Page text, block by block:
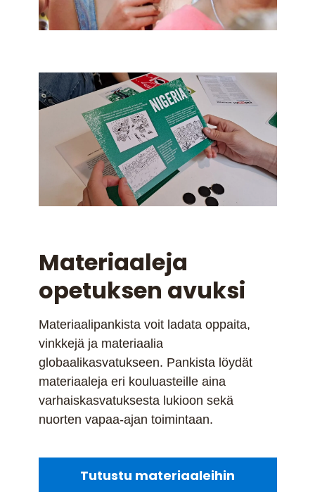
Materiaaleja
opetuksen avuksi
Materiaalipankista voit ladata oppaita,
vinkkejä ja materiaalia
globaalikasvatukseen. Pankista löydät
materiaaleja eri kouluasteille aina
varhaiskasvatuksesta lukioon sekä
nuorten vapaa-ajan toimintaan.
Tutustu materiaaleihin